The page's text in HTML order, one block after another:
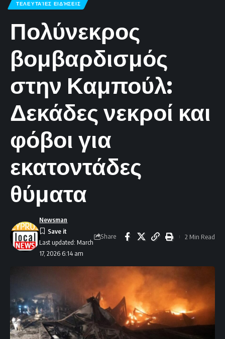
ΤΕΛΕΥΤΑΊΕΣ ΕΙΔΉΣΕΙΣ
Πολύνεκρος
βομβαρδισμός
στην Καμπούλ:
Δεκάδες νεκροί και
φόβοι για
εκατοντάδες
θύματα
Last updated: March
17, 2026 6:14 am
Newsman
Share 2 Min Read